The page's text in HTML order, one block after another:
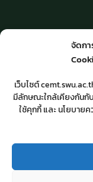
จัดก
เว็บไซต์
มีลักษณะใกล้เคียงกันกั
ใช้คุกกี้ และ นโยบาย
วัน-เวลาให้บ
จันทร์ – ศุกร์ เวลา 8.30
ปิดวันหยุดราชการ
และวันหยุดนักขัตฤกษ์